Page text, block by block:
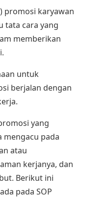
) promosi karyawan
tata cara yang
memberikan
untuk
berjalan dengan
yang
mengacu pada
atau
kerjanya, dan
Berikut ini
pada SOP